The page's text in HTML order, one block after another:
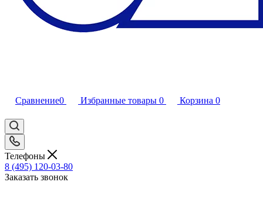
Сравнение0 Избранные товары 0 Корзина 0
Телефоны
8 (495) 120-03-80
Заказать звонок